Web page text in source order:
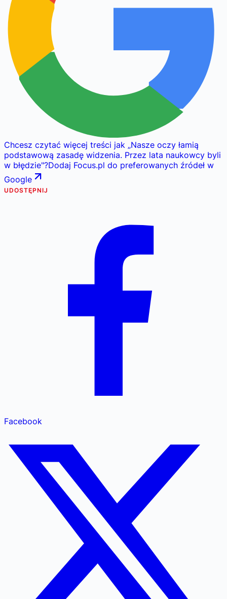
Chcesz czytać więcej treści jak „Nasze oczy łamią
podstawową zasadę widzenia. Przez lata naukowcy byli
w błędzie"?Dodaj Focus.pl do preferowanych źródeł w
Google
UDOSTĘPNIJ
Facebook